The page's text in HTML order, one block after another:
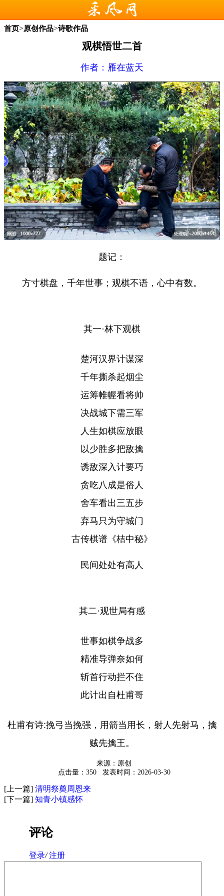
首页>原创作品>诗歌作品
观棋悟世二首
作者： 雁在蓝天
题记：
方寸棋盘，千年世事；观棋不语，心中有数。
其一·林下观棋
楚河汉界计谋深
千年撕杀起烟尘
运筹帷幄看将帅
决战城下需三军
人生如棋应放眼
以少胜多把敌擒
诱敌深入计要巧
贪吃八成是俗人
舍车看出三五步
弃马只为守城门
古传棋谱《桔中秘》
民间处处有高人
其二·观世局有感
世事如棋争战多
精准导弹奈如何
斩首行动拦不住
此计出自杜甫哥
杜甫有诗:挽弓当挽强，用箭当用长，射人先射马，擒
贼先擒王。
来源：原创
点击量：350
发表时间：2026-03-30
[上一篇] 清明祭奠周恩来
[下一篇] 知青小镇感怀
评论
登录/ 注册